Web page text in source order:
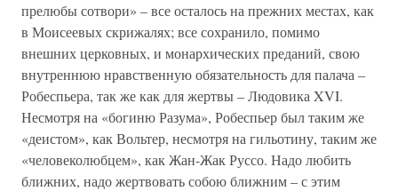
прелюбы сотвори» – все осталось на прежних местах, как
в Моисеевых скрижалях; все сохранило, помимо
внешних церковных, и монархических преданий, свою
внутреннюю нравственную обязательность для палача –
Робеспьера, так же как для жертвы – Людовика XVI.
Несмотря на «богиню Разума», Робеспьер был таким же
«деистом», как Вольтер, несмотря на гильотину, таким же
«человеколюбцем», как Жан-Жак Руссо. Надо любить
ближних, надо жертвовать собою ближним – с этим